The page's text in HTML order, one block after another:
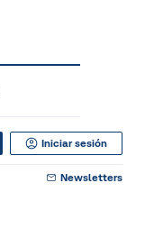
Iniciar sesión
Newsletters